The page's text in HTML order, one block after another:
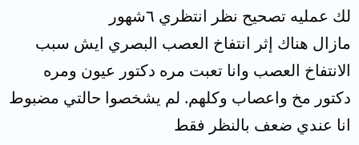
لك عمليه تصحيح نظر انتظري ٦شهور
مازال هناك إثر انتفاخ العصب البصري ايش سبب
الانتفاخ العصب وانا تعبت مره دكتور عيون ومره
دكتور مخ واعصاب وكلهم. لم يشخصوا حالتي مضبوط
انا عندي ضعف بالنظر فقط